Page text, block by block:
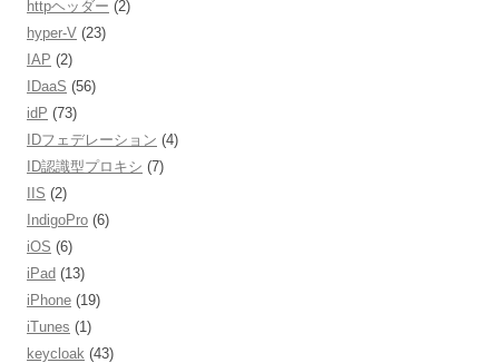
httpヘッダー (2)
hyper-V (23)
IAP (2)
IDaaS (56)
idP (73)
IDフェデレーション (4)
ID認識型プロキシ (7)
IIS (2)
IndigoPro (6)
iOS (6)
iPad (13)
iPhone (19)
iTunes (1)
keycloak (43)